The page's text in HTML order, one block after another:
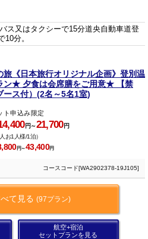
ス又はタクシーで15分道央自動車道登
10分。
旅《日本旅行オリジナル企画》登別温
ン★ 夕食は会席膳をご用意★ 【禁
ース付）(2名～5名1室)
ト申込み限定
円～21,700円
人お1人様/1泊）
円～43,400円
コースコード[WA2902378-19J105]
て見る (97プラン)
航空+宿泊
セットプランを見る